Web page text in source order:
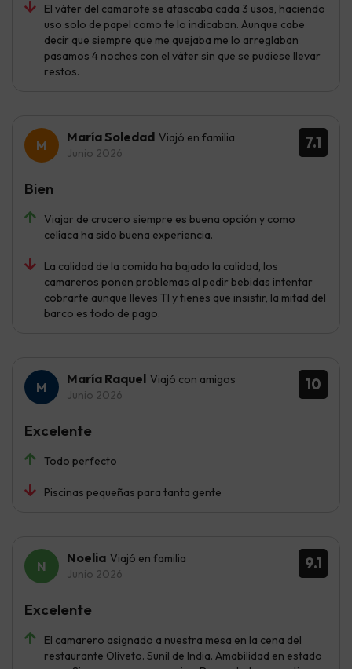
El váter del camarote se atascaba cada 3 usos, haciendo
uso solo de papel como te lo indicaban. Aunque cabe
decir que siempre que me quejaba me lo arreglaban
pasamos 4 noches con el váter sin que se pudiese llevar
restos.
7.1
María Soledad Viajó en familia
Junio 2026
Viajar de crucero siempre es buena opción y como
celíaca ha sido buena experiencia.
La calidad de la comida ha bajado la calidad, los
camareros ponen problemas al pedir bebidas intentar
cobrarte aunque lleves TI y tienes que insistir, la mitad del
barco es todo de pago.
Bien
10
María Raquel Viajó con amigos
Junio 2026
Todo perfecto
Piscinas pequeñas para tanta gente
Excelente
9.1
Noelia Viajó en familia
Junio 2026
El camarero asignado a nuestra mesa en la cena del
restaurante Oliveto. Sunil de India. Amabilidad en estado
Excelente